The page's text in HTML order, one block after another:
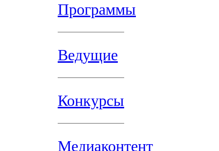
Программы
Ведущие
Конкурсы
Медиаконтент